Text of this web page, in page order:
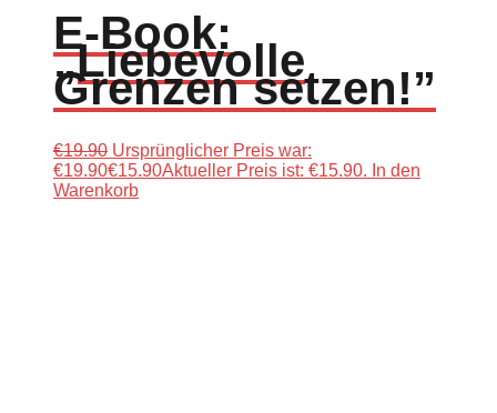
E-Book:
„Liebevolle
Grenzen setzen!”
€19.90 Ursprünglicher Preis war:
€19.90€15.90Aktueller Preis ist: €15.90. In den
Warenkorb